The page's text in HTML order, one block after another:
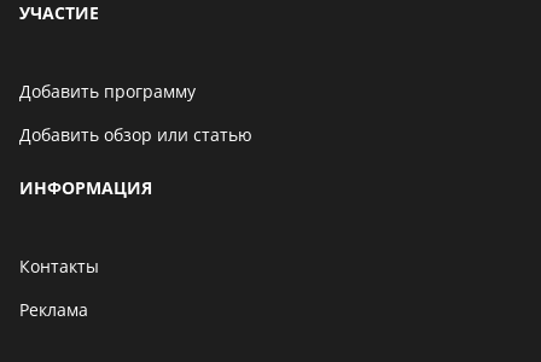
УЧАСТИЕ
Добавить программу
Добавить обзор или статью
ИНФОРМАЦИЯ
Контакты
Реклама